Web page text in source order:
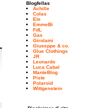
Blogfellas
Achille
Colas
Ele
EmmeBi
FdL
Gas
Girolami
Giuseppe & co.
Glue Clothings
JR
Leonardo
Luca Cabal
ManteBlog
Piste
Polaroid
Wittgenstein